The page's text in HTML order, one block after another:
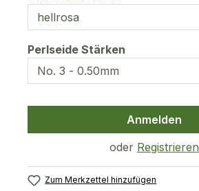
Perlseide Stärken
Anmelden
oder Registrieren
Zum Merkzettel hinzufügen